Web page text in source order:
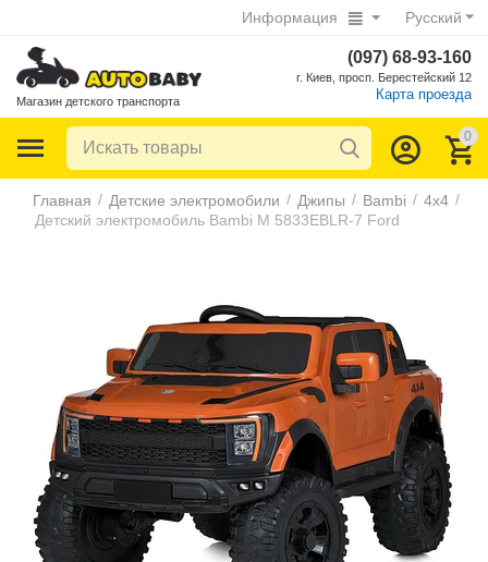
Русский
Информация
Магазин детского транспорта
(097) 68-93-160
г. Киев, просп. Берестейский 12
Карта проезда
0
Главная / Детские электромобили / Джипы / Bambi / 4х4 /
Детский электромобиль Bambi M 5833EBLR-7 Ford